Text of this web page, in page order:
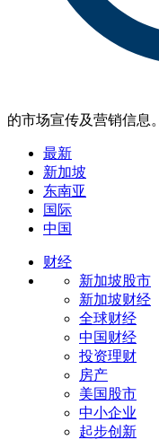
的市场宣传及营销信息。
最新
新加坡
东南亚
国际
中国
财经
新加坡股市
新加坡财经
全球财经
中国财经
投资理财
房产
美国股市
中小企业
起步创新